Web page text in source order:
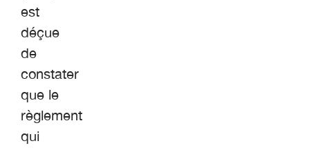
est
déçue
de
constater
que le
règlement
qui